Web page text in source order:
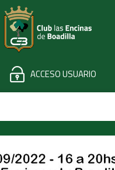
ACCESO USUARIO